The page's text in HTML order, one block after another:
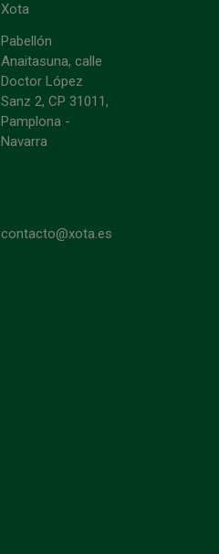
Xota
Pabellón
Anaitasuna, calle
Doctor López
Sanz 2, CP 31011,
Pamplona -
Navarra
contacto@xota.es